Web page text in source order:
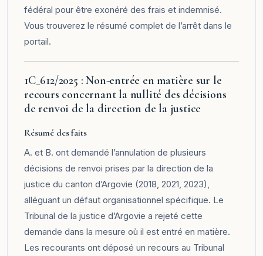
fédéral pour être exonéré des frais et indemnisé.
Vous trouverez le résumé complet de l’arrêt dans le
portail.
1C_612/2025 : Non-entrée en matière sur le
recours concernant la nullité des décisions
de renvoi de la direction de la justice
Résumé des faits
A. et B. ont demandé l’annulation de plusieurs
décisions de renvoi prises par la direction de la
justice du canton d’Argovie (2018, 2021, 2023),
alléguant un défaut organisationnel spécifique. Le
Tribunal de la justice d’Argovie a rejeté cette
demande dans la mesure où il est entré en matière.
Les recourants ont déposé un recours au Tribunal